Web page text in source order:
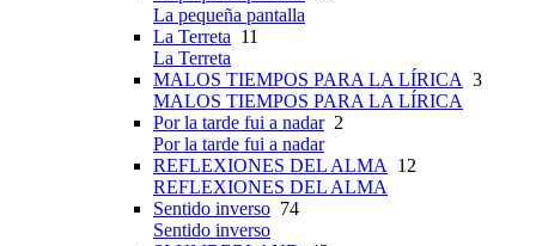
La pequeña pantalla
La Terreta 11
La Terreta
MALOS TIEMPOS PARA LA LÍRICA 3
MALOS TIEMPOS PARA LA LÍRICA
Por la tarde fui a nadar2
Por la tarde fui a nadar
REFLEXIONES DEL ALMA
12
REFLEXIONES DEL ALMA
Sentido inverso 74
Sentido inverso